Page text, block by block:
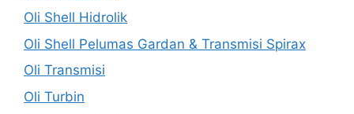
Oli Shell Hidrolik
Oli Shell Pelumas Gardan & Transmisi Spirax
Oli Transmisi
Oli Turbin